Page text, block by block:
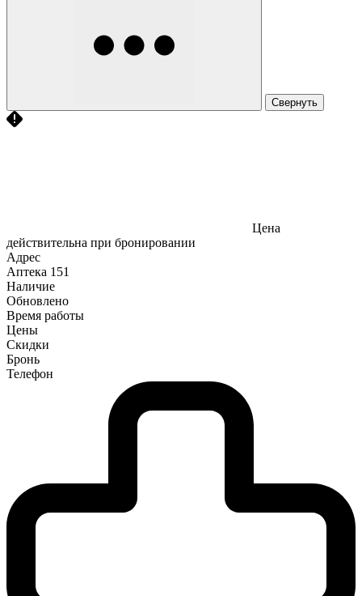
Свернуть
Цена
действительна при бронировании
Адрес
Аптека 151
Наличие
Обновлено
Время работы
Цены
Скидки
Бронь
Телефон